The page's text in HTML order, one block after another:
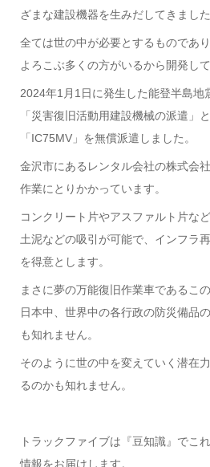
ざまな建設機器を生みだしてきました
全ては世の中が必要とするものであ
よろこぶ多くの方がいるから開発して
2024年1月1日に発生した能登半島地
「災害復旧活動用建設機械の派遣」
「IC75MV」を無償派遣しました。
金沢市にあるレンタル会社の株式会
作業にとりかかっています。
コンクリート片やアスファルト片な
土泥などの吸引が可能で、インフラ
を得意とします。
まさに夢の万能復旧作業車であるこ
日本中、世界中の各行政の防災備品
も知れません。
そのように世の中を変えていく潜在
るのかも知れません。
トラックファイブは『豆知識』でこ
情報をお届けします。